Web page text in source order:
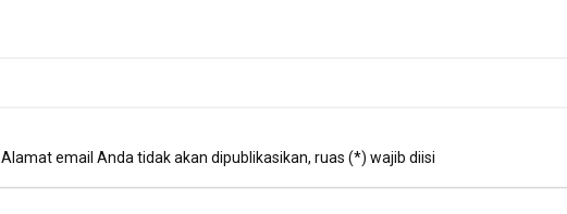
Alamat email Anda tidak akan dipublikasikan, ruas (*) wajib diisi